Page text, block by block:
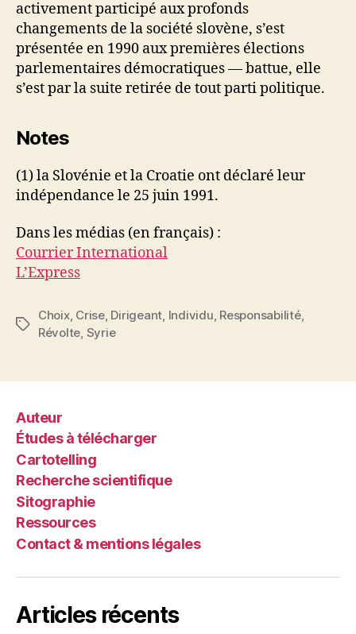
activement participé aux profonds
changements de la société slovène, s’est
présentée en 1990 aux premières élections
parlementaires démocratiques — battue, elle
s’est par la suite retirée de tout parti politique.
Notes
(1) la Slovénie et la Croatie ont déclaré leur
indépendance le 25 juin 1991.
Dans les médias (en français) :
Courrier International
L’Express
Étiquettes
Choix, Crise, Dirigeant, Individu, Responsabilité,
Révolte, Syrie
Auteur
Études à télécharger
Cartotelling
Recherche scientifique
Sitographie
Ressources
Contact & mentions légales
Articles récents